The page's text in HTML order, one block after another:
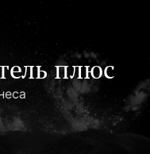
плюс